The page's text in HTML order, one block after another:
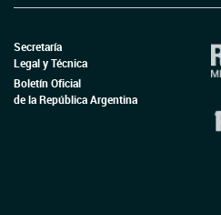
Secretaría
Legal y Técnica
Boletín Oficial
de la República Argentina